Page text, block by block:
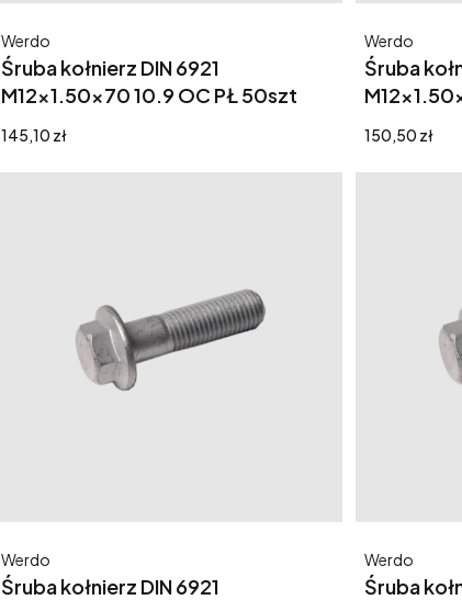
Śruba kołnierz DIN 6921
M12x1.50x70 10.9 OC PŁ 50szt
Producent
Werdo
Cena
145,10 zł
Śruba
Producent
Werdo
Cena
150,50 zł
Śruba kołnierz DIN 6921
Producent
Werdo
Śruba
Producent
Werdo